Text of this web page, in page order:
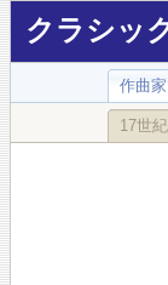
クラシッ
作曲
17世